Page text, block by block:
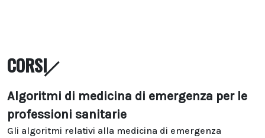
CORSI
Algoritmi di medicina di emergenza per le
professioni sanitarie
Gli algoritmi relativi alla medicina di emergenza